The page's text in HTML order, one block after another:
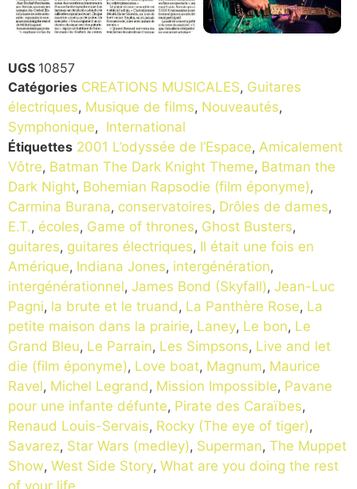
UGS 10857
Catégories CREATIONS MUSICALES, Guitares
électriques, Musique de films, Nouveautés,
Symphonique, International
Étiquettes 2001 L’odyssée de l’Espace, Amicalement
Vôtre, Batman The Dark Knight Theme, Batman the
Dark Night, Bohemian Rapsodie (film éponyme),
Carmina Burana, conservatoires, Drôles de dames,
E.T., écoles, Game of thrones, Ghost Busters,
guitares, guitares électriques, Il était une fois en
Amérique, Indiana Jones, intergénération,
intergénérationnel, James Bond (Skyfall), Jean-Luc
Pagni, la brute et le truand, La Panthère Rose, La
petite maison dans la prairie, Laney, Le bon, Le
Grand Bleu, Le Parrain, Les Simpsons, Live and let
die (film éponyme), Love boat, Magnum, Maurice
Ravel, Michel Legrand, Mission Impossible, Pavane
pour une infante défunte, Pirate des Caraïbes,
Renaud Louis-Servais, Rocky (The eye of tiger),
Savarez, Star Wars (medley), Superman, The Muppet
Show, West Side Story, What are you doing the rest
of your life